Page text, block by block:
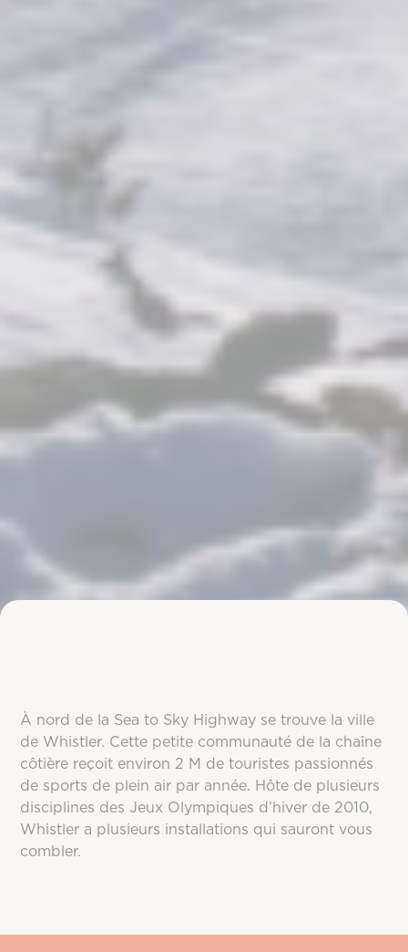
À nord de la Sea to Sky Highway se trouve la ville
de Whistler. Cette petite communauté de la chaîne
côtière reçoit environ 2 M de touristes passionnés
de sports de plein air par année. Hôte de plusieurs
disciplines des Jeux Olympiques d’hiver de 2010,
Whistler a plusieurs installations qui sauront vous
combler.